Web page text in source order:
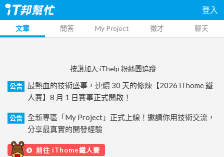
登入
文章 問答 My Project 徵才 聊天
按讚加入 iThelp 粉絲團追蹤
公告
最熱血的技術盛事，連續 30 天的修煉【2026 iThome 鐵
人賽】8 月 1 日賽事正式開啟！
公告
全新專區「My Project」正式上線！邀請你用技術交流，
分享最真實的開發經驗
前往 iThome鐵人賽